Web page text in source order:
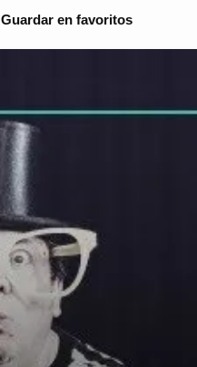
Guardar en favoritos